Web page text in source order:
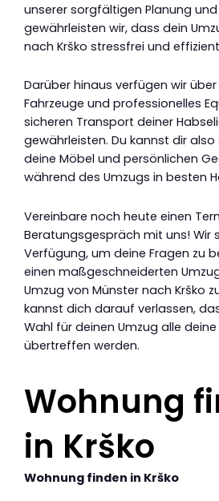
unserer sorgfältigen Planung
gewährleisten wir, dass dein
nach Krško stressfrei und
Darüber hinaus verfügen wir
Fahrzeuge und professionelles
sicheren Transport deiner
gewährleisten. Du kannst dir also
deine Möbel und persönlichen
während des Umzugs in besten
Vereinbare noch heute einen
Beratungsgespräch mit uns! Wir
Verfügung, um deine Fragen zu
einen maßgeschneiderten
Umzug von Münster nach Krško
kannst dich darauf verlassen,
Wahl für deinen Umzug alle
übertreffen werden.
Wohnung
in Krško
Wohnung finden in Krško